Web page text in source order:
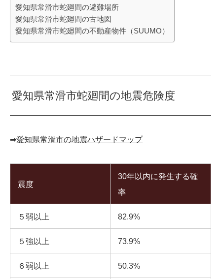
愛知県常滑市蛇廻間の避難場所
愛知県常滑市蛇廻間の古地図
愛知県常滑市蛇廻間の不動産物件（SUUMO）
愛知県常滑市蛇廻間の地震危険度
➡︎愛知県常滑市の地震ハザードマップ
震度
30年以内に発生する確
率
５弱以上 82.9%
５強以上 73.9%
６弱以上 50.3%